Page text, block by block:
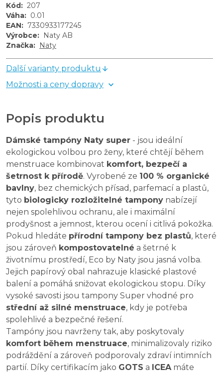
Kód: 207
Váha: 0.01
EAN: 7330933177245
Výrobce: Naty AB
Značka: Naty
Další varianty produktu
Možnosti a ceny dopravy
Popis produktu
Dámské tampóny Naty super - jsou ideální
ekologickou volbou pro ženy, které chtějí během
menstruace kombinovat komfort, bezpečí a
šetrnost k přírodě. Vyrobené ze 100 % organické
bavlny, bez chemických přísad, parfemací a plastů,
tyto biologicky rozložitelné tampony nabízejí
nejen spolehlivou ochranu, ale i maximální
prodyšnost a jemnost, kterou ocení i citlivá pokožka.
Pokud hledáte přírodní tampony bez plastů, které
jsou zároveň kompostovatelné a šetrné k
životnímu prostředí, Eco by Naty jsou jasná volba.
Jejich papírový obal nahrazuje klasické plastové
balení a pomáhá snižovat ekologickou stopu. Díky
vysoké savosti jsou tampony Super vhodné pro
střední až silné menstruace, kdy je potřeba
spolehlivé a bezpečné řešení.
Tampóny jsou navrženy tak, aby poskytovaly
komfort během menstruace, minimalizovaly riziko
podráždění a zároveň podporovaly zdraví intimních
partií. Díky certifikacím jako GOTS a ICEA máte